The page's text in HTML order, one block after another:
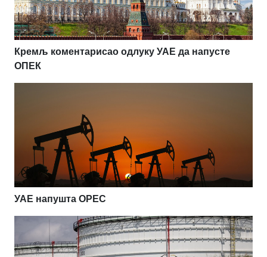
Кремљ коментарисао одлуку УАЕ да напусте
ОПЕК
УАЕ напушта OPEC